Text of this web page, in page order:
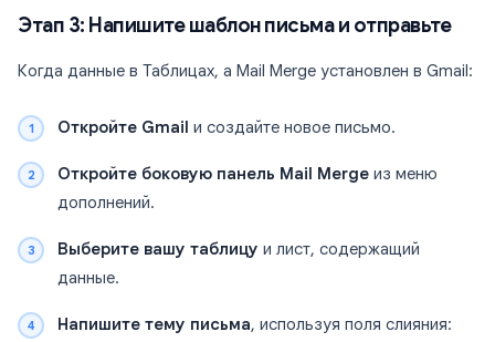
Этап 3: Напишите шаблон письма и отправьте
Когда данные в Таблицах, а Mail Merge установлен в Gmail:
Откройте Gmail и создайте новое письмо.
Откройте боковую панель Mail Merge из меню
дополнений.
Выберите вашу таблицу и лист, содержащий
данные.
Напишите тему письма, используя поля слияния: